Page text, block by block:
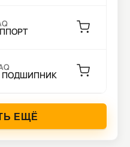
ПОДШИПНИК
ЕЩЁ